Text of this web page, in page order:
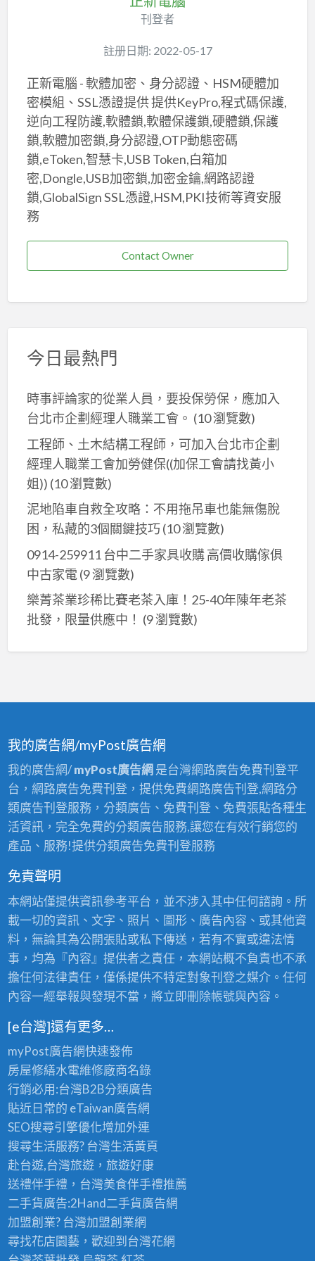
刊登者
註册日期: 2022-05-17
正新電腦 - 軟體加密、身分認證、HSM硬體加
密模組、SSL憑證提供 提供KeyPro,程式碼保護,
逆向工程防護,軟體鎖,軟體保護鎖,硬體鎖,保護
鎖,軟體加密鎖,身分認證,OTP動態密碼
鎖,eToken,智慧卡,USB Token,白箱加
密,Dongle,USB加密鎖,加密金鑰,網路認證
鎖,GlobalSign SSL憑證,HSM,PKI技術等資安服
務
Contact Owner
今日最熱門
時事評論家的從業人員，要投保勞保，應加入
台北市企劃經理人職業工會。 (10 瀏覽數)
工程師、土木結構工程師，可加入台北市企劃
經理人職業工會加勞健保((加保工會請找黃小
姐)) (10 瀏覽數)
泥地陷車自救全攻略：不用拖吊車也能無傷脫
困，私藏的3個關鍵技巧(10 瀏覽數)
0914-259911 台中二手家具收購 高價收購傢俱
中古家電(9 瀏覽數)
樂菁茶業珍稀比賽老茶入庫！25-40年陳年老茶
批發，限量供應中！ (9 瀏覽數)
我的廣告網/myPost廣告網
我的廣告網/myPost廣告網 是台灣網路廣告免費刊登平
台，網路廣告免費刊登，提供免費網路廣告刊登,網路分
類廣告刊登服務，分類廣告、免費刊登、免費張貼各種生
活資訊，完全免費的分類廣告服務,讓您在有效行銷您的
產品、服務!提供分類廣告免費刊登服務
免責聲明
本網站僅提供資訊參考平台，並不涉入其中任何諮詢。所
載一切的資訊、文字、照片、圖形、廣告內容、或其他資
料，無論其為公開張貼或私下傳送，若有不實或違法情
事，均為『內容』提供者之責任，本網站概不負責也不承
擔任何法律責任，僅係提供不特定對象刊登之媒介。任何
內容一經舉報與發現不當，將立即刪除帳號與內容。
[e台灣]還有更多…
myPost廣告網快速發佈
房屋修繕水電維修廠商名錄
行銷必用:台灣B2B分類廣告
貼近日常的 eTaiwan廣告網
SEO搜尋引擎優化增加外連
搜尋生活服務? 台灣生活黃頁
赴台遊,台灣旅遊，旅遊好康
送禮伴手禮，台灣美食伴手禮推薦
二手貨廣告:2Hand二手貨廣告網
加盟創業? 台灣加盟創業網
尋找花店園藝，歡迎到 台灣花網